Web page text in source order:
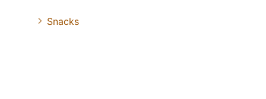
Snacks